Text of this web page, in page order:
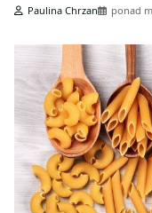
Paulina Chrzan ponad